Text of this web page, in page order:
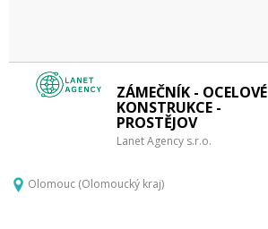
ZÁMEČNÍK - OCELOVÉ
KONSTRUKCE -
PROSTĚJOV
Lanet Agency s.r.o.
Olomouc (Olomoucký kraj)